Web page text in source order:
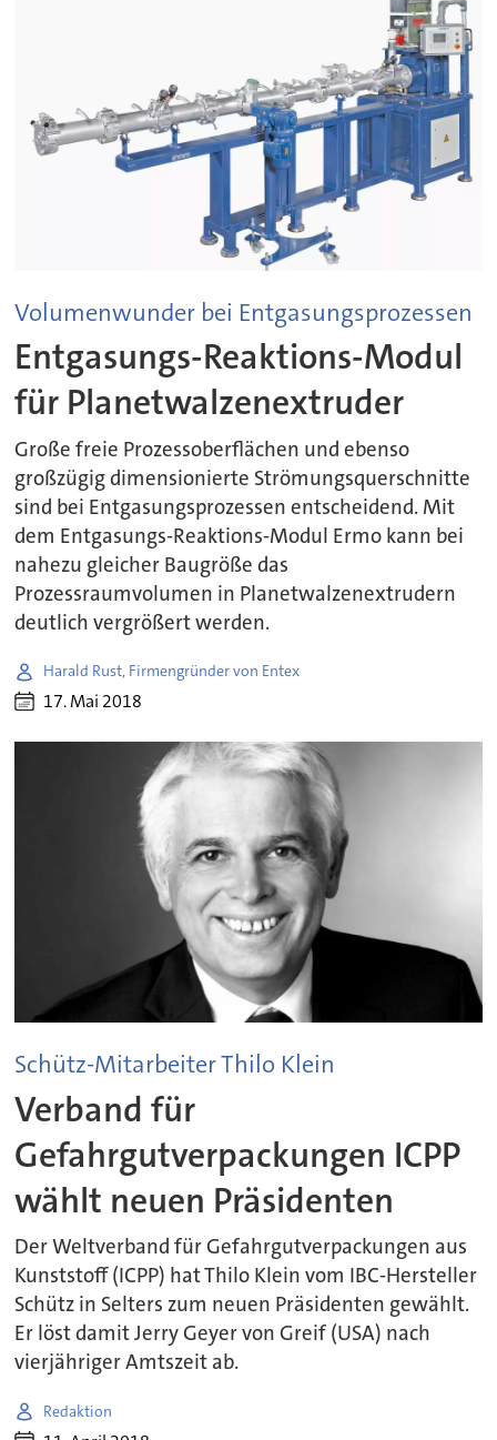
Volumenwunder bei Entgasungsprozessen
Entgasungs-Reaktions-Modul
für Planetwalzenextruder
Große freie Prozessoberflächen und ebenso
großzügig dimensionierte Strömungsquerschnitte
sind bei Entgasungsprozessen entscheidend. Mit
dem Entgasungs-Reaktions-Modul Ermo kann bei
nahezu gleicher Baugröße das
Prozessraumvolumen in Planetwalzenextrudern
deutlich vergrößert werden.
Harald Rust, Firmengründer von Entex
17. Mai 2018
Schütz-Mitarbeiter Thilo Klein
Verband für
Gefahrgutverpackungen ICPP
wählt neuen Präsidenten
Der Weltverband für Gefahrgutverpackungen aus
Kunststoff (ICPP) hat Thilo Klein vom IBC-Hersteller
Schütz in Selters zum neuen Präsidenten gewählt.
Er löst damit Jerry Geyer von Greif (USA) nach
vierjähriger Amtszeit ab.
Redaktion